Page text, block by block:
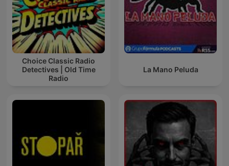
Choice Classic Radio
Detectives | Old Time
Radio
La Mano Peluda